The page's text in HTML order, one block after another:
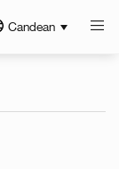
Candean